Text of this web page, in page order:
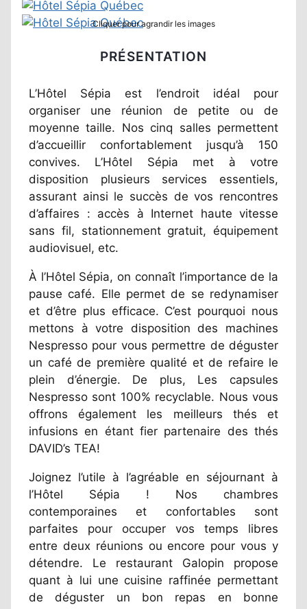
Cliquer pour agrandir les images
PRÉSENTATION
L’Hôtel Sépia est l’endroit idéal pour
organiser une réunion de petite ou de
moyenne taille. Nos cinq salles permettent
d’accueillir confortablement jusqu’à 150
convives. L’Hôtel Sépia met à votre
disposition plusieurs services essentiels,
assurant ainsi le succès de vos rencontres
d’affaires : accès à Internet haute vitesse
sans fil, stationnement gratuit, équipement
audiovisuel, etc.
À l’Hôtel Sépia, on connaît l’importance de la
pause café. Elle permet de se redynamiser
et d’être plus efficace. C’est pourquoi nous
mettons à votre disposition des machines
Nespresso pour vous permettre de déguster
un café de première qualité et de refaire le
plein d’énergie. De plus, Les capsules
Nespresso sont 100% recyclable. Nous vous
offrons également les meilleurs thés et
infusions en étant fier partenaire des thés
DAVID’s TEA!
Joignez l’utile à l’agréable en séjournant à
l’Hôtel Sépia ! Nos chambres
contemporaines et confortables sont
parfaites pour occuper vos temps libres
entre deux réunions ou encore pour vous y
détendre. Le restaurant Galopin propose
quant à lui une cuisine raffinée permettant
de déguster un bon repas en bonne